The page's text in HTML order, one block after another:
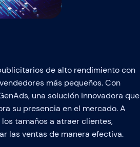
de alto rendimiento con
más pequeños. Con
una solución innovadora que
su presencia en el mercado. A
tamaños a atraer clientes,
las ventas de manera efectiva.